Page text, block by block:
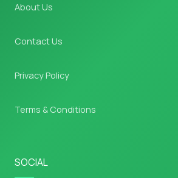
About Us
Contact Us
Privacy Policy
Terms & Conditions
SOCIAL